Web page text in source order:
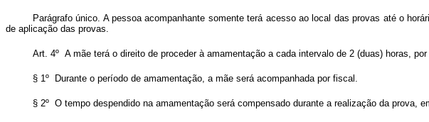
Parágrafo único. A pessoa acompanhante somente terá acesso ao local das provas até o
de aplicação das provas.
Art. 4º A mãe terá o direito de proceder à amamentação a cada intervalo de 2 (duas) horas,
§ 1º Durante o período de amamentação, a mãe será acompanhada por fiscal.
§ 2º O tempo despendido na amamentação será compensado durante a realização da prova,